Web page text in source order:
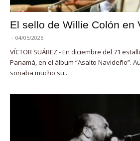
El sello de Willie Colón en
- 04/05/2026
VÍCTOR SUÁREZ - En diciembre del 71
Panamá, en el álbum “Asalto Navideño”.
sonaba mucho su...